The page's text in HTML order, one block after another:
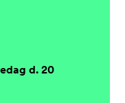
d. 20